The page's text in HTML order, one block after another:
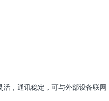
，通讯稳定，可与外部设备联